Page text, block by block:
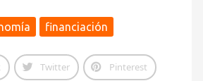
financiación
Twitter Pinterest